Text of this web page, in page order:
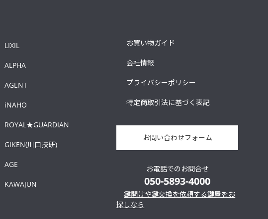
LIXIL
ALPHA
AGENT
iNAHO
ROYAL★GUARDIAN
GIKEN(川口技研)
AGE
KAWAJUN
お買い物ガイド
会社情報
プライバシーポリシー
特定商取引法に基づく表記
お問い合わせフォーム
お電話でのお問合せ
050-5893-4000
鍵開けや鍵交換を依頼する鍵屋をお
探しなら